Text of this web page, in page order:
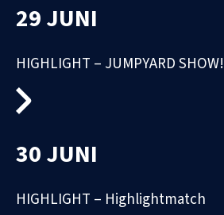
29 JUNI
HIGHLIGHT – JUMPYARD SHOW!
30 JUNI
HIGHLIGHT – Highlightmatch